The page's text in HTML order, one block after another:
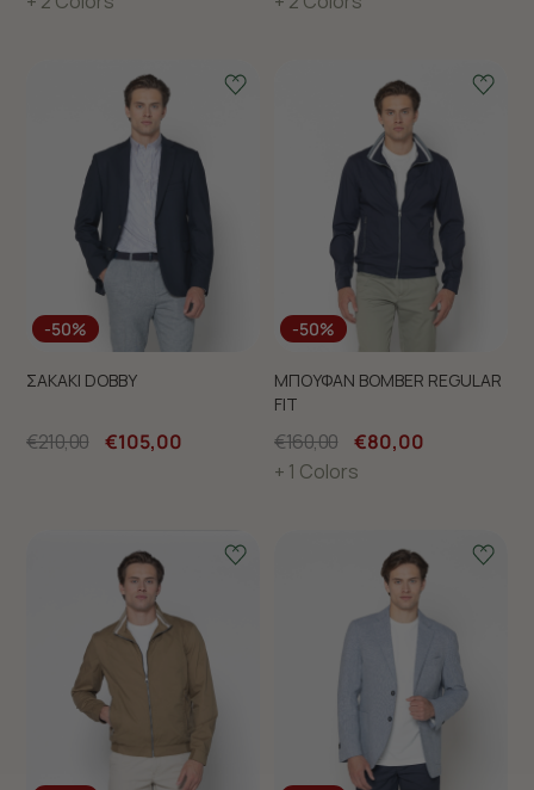
-50%
ΣΑΚΑΚΙ DOBBY
€210,00 €105,00
-50%
ΜΠΟΥΦΑΝ BOMBER REGULAR
FIT
€160,00
€80,00
+ 1 Colors